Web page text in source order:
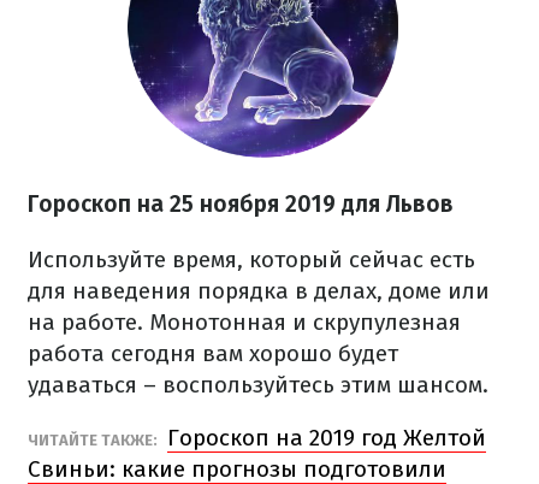
Гороскоп на 25 ноября 2019 для Львов
Используйте время, который сейчас есть
для наведения порядка в делах, доме или
на работе. Монотонная и скрупулезная
работа сегодня вам хорошо будет
удаваться – воспользуйтесь этим шансом.
ЧИТАЙТЕ ТАКЖЕ:
Гороскоп на 2019 год Желтой
Свиньи: какие прогнозы подготовили